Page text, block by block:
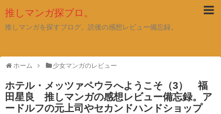
推しマンガ探ブロ。
推しマンガを探すブログ。読後の感想レビュー備忘録。
ホーム 少女マンガのレビュー
ホテル・メッツァペウラへようこそ（3） 福
田星良 推しマンガの感想レビュー備忘録。ア
ードルフの元上司やセカンドハンドショップ